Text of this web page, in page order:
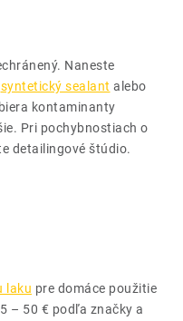
Naneste
syntetický sealant alebo
kontaminanty
Pri pochybnostiach o
detailingové štúdio.
laku pre domáce použitie
– 50 € podľa značky a